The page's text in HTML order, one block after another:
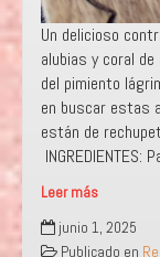
Un delicioso
alubias y coral
del pimiento
en buscar estas
están de
INGREDIENTES:
Leer más
BOCADITOS
DE
ALUBIA
Publicado en